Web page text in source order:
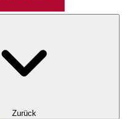
Zurück